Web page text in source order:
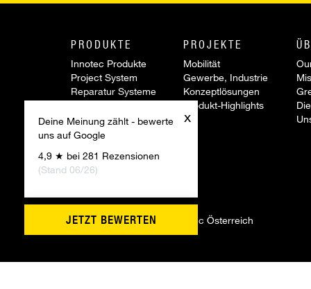
x
Deine Meinung zählt - bewerte
uns auf Google
4,9 ★ bei 281 Rezensionen
(Stand 06/26)
JETZT BEWERTEN
PRODUKTE
Innotec Produkte
Project System
Reparatur Systeme
Zubehör
Sonderartikel
Innovationen
PROJEKTE
Mobilität
Gewerbe, Industrie
Konzeptlösungen
Produkt-Highlights
©2026 Firmengruppe Innotec Österreich